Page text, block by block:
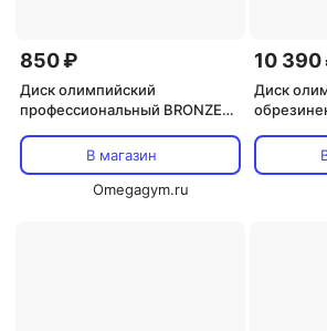
850 ₽
Диск олимпийский
профессиональный BRONZE
В магазин
Omegagym.ru
10 390
Диск